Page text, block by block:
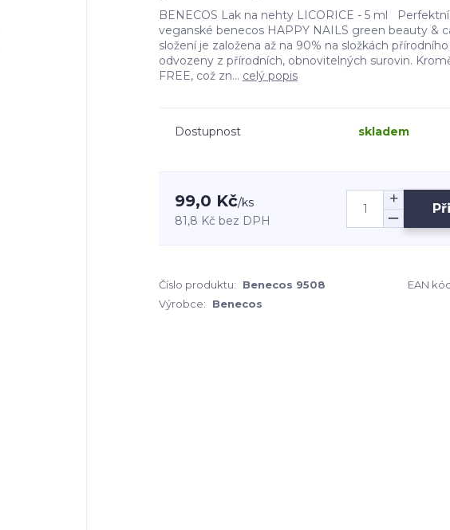
BENECOS Lak na nehty LICORICE - 5 ml
veganské benecos HAPPY NAILS green beauty &
složení je založena až na 90% na složkách
odvozeny z přírodních, obnovitelných surovin.
FREE, což zn... celý popis
Dostupnost skladem
99,0 Kč/ks
81,8 Kč bez DPH
Číslo produktu: Benecos 9508 EAN
Výrobce:
Benecos